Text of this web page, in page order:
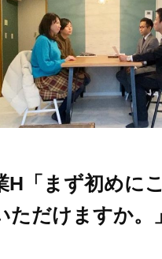
H「まず初めに
ただけますか。」